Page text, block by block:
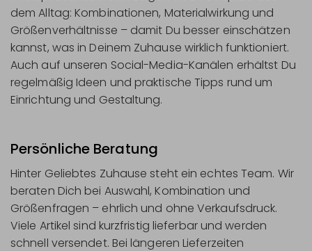
dem Alltag: Kombinationen, Materialwirkung und
Größenverhältnisse – damit Du besser einschätzen
kannst, was in Deinem Zuhause wirklich funktioniert.
Auch auf unseren Social-Media-Kanälen erhältst Du
regelmäßig Ideen und praktische Tipps rund um
Einrichtung und Gestaltung.
Persönliche Beratung
Hinter Geliebtes Zuhause steht ein echtes Team. Wir
beraten Dich bei Auswahl, Kombination und
Größenfragen – ehrlich und ohne Verkaufsdruck.
Viele Artikel sind kurzfristig lieferbar und werden
schnell versendet. Bei längeren Lieferzeiten